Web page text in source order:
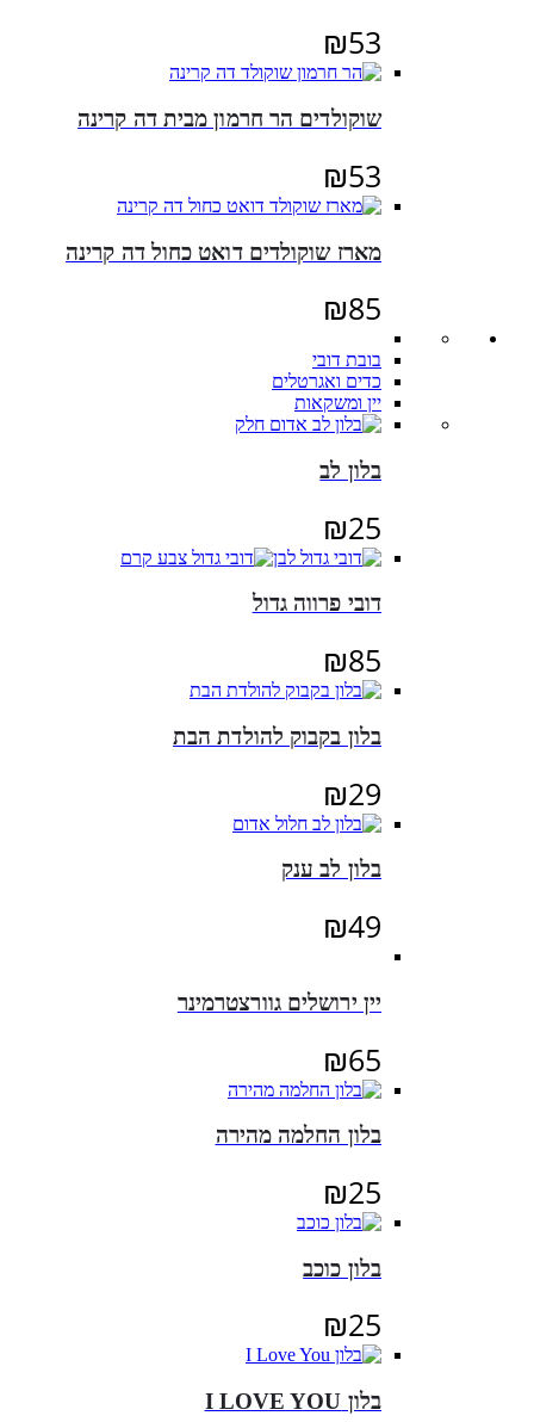
₪53
שוקולדים הר חרמון מבית דה קרינה
₪53
מארז שוקולדים דואט כחול דה קרינה
₪85
בובת דובי
כדים ואגרטלים
יין ומשקאות
בלון לב
₪25
דובי פרווה גדול
₪85
בלון בקבוק להולדת הבת
₪29
בלון לב ענק
₪49
יין ירושלים גוורצטרמינר
₪65
בלון החלמה מהירה
₪25
בלון כוכב
₪25
בלון I LOVE YOU